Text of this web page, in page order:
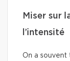
Miser sur
l’intensité
On a souvent